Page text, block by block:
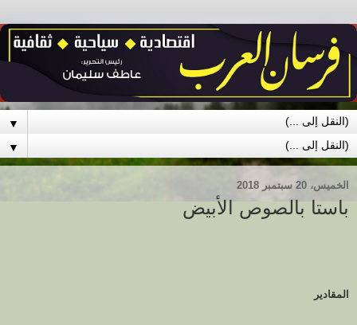
▼
▼
الخميس، 20 سبتمبر 2018
باستا بالصوص الأبيض
المقادير